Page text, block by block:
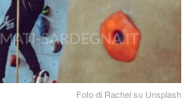
Foto di Rachel su Unsplash